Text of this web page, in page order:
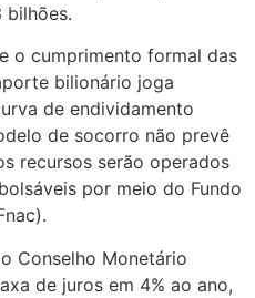
bilhões.
o cumprimento formal das
bilionário joga
de endividamento
de socorro não prevê
recursos serão operados
por meio do Fundo
Conselho Monetário
de juros em 4% ao ano,